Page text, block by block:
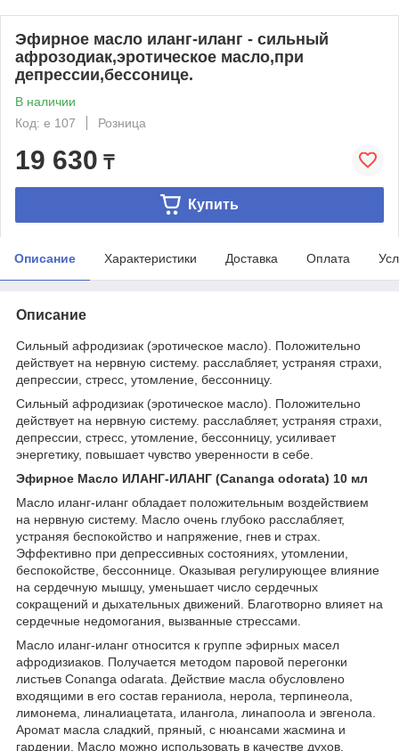
Эфирное масло иланг-иланг - сильный
афрозодиак,эротическое масло,при
депрессии,бессонице.
В наличии
Код: e 107
Розница
19 630 ₸
Купить
Описание Характеристики Доставка Оплата
Описание
Сильный афродизиак (эротическое масло). Положительно
действует на нервную систему. расслабляет, устраняя страхи,
депрессии, стресс, утомление, бессонницу.
Сильный афродизиак (эротическое масло). Положительно
действует на нервную систему. расслабляет, устраняя страхи,
депрессии, стресс, утомление, бессонницу, усиливает
энергетику, повышает чувство уверенности в себе.
Эфирное Масло ИЛАНГ-ИЛАНГ (Cananga odorata) 10 мл
Масло иланг-иланг обладает положительным воздействием
на нервную систему. Масло очень глубоко расслабляет,
устраняя беспокойство и напряжение, гнев и страх.
Эффективно при депрессивных состояниях, утомлении,
беспокойстве, бессоннице. Оказывая регулирующее влияние
на сердечную мышцу, уменьшает число сердечных
сокращений и дыхательных движений. Благотворно влияет на
сердечные недомогания, вызванные стрессами.
Масло иланг-иланг относится к группе эфирных масел
афродизиаков. Получается методом паровой перегонки
листьев Conanga odarata. Действие масла обусловлено
входящими в его состав гераниола, нерола, терпинеола,
лимонема, линалиацетата, илангола, линапоола и эвгенола.
Аромат масла сладкий, пряный, с нюансами жасмина и
гардении. Масло можно использовать в качестве духов.